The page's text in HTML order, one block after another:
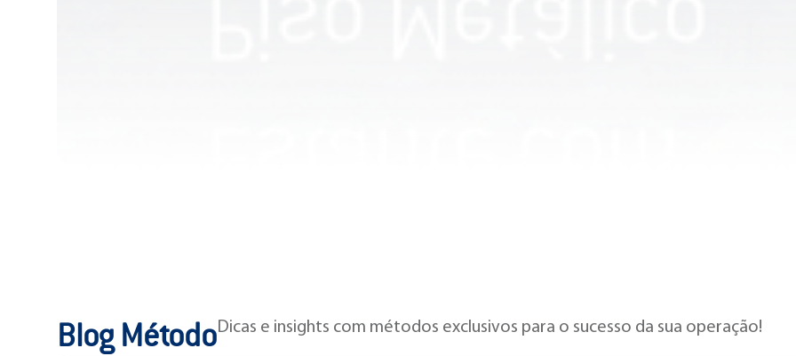
Blog MétodoDicas e insights com métodos exclusivos para o sucesso da sua operação!